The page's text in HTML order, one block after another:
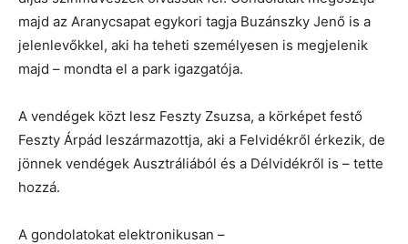
majd az Aranycsapat egykori tagja Buzánszky Jenő is a
jelenlevőkkel, aki ha teheti személyesen is megjelenik
majd – mondta el a park igazgatója.
A vendégek közt lesz Feszty Zsuzsa, a körképet festő
Feszty Árpád leszármazottja, aki a Felvidékről érkezik, de
jönnek vendégek Ausztráliából és a Délvidékről is – tette
hozzá.
A gondolatokat elektronikusan –